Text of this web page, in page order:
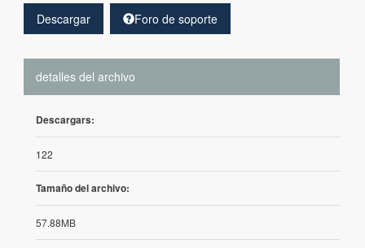
Descargar Foro de soporte
detalles del archivo
Descargars:
122
Tamaño del archivo:
57.88MB